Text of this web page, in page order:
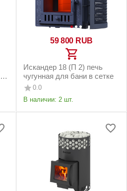
59 800 RUB
Искандер 18 (П 2) печь
чугунная для бани в сетке
0.0
В наличии: 2 шт.